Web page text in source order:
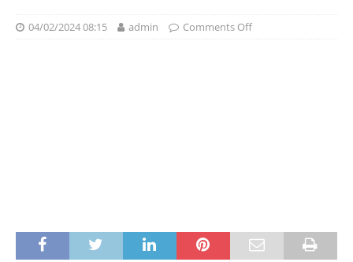
04/02/2024 08:15 admin Comments Off